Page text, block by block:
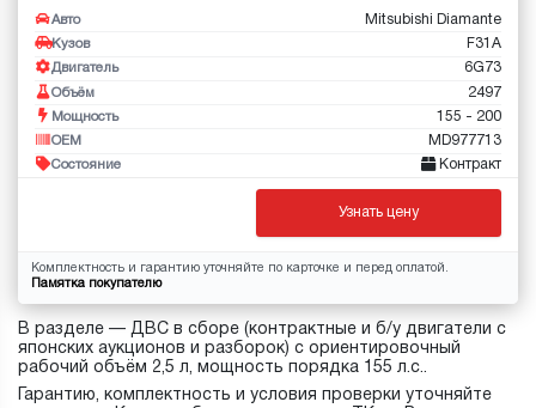
Авто Mitsubishi Diamante
Кузов F31A
Двигатель 6G73
Объём 2497
Мощность 155 - 200
OEM MD977713
Состояние Контракт
Узнать цену
Комплектность и гарантию уточняйте по карточке и перед оплатой.
Памятка покупателю
В разделе — ДВС в сборе (контрактные и б/у двигатели с
японских аукционов и разборок) с ориентировочный
рабочий объём 2,5 л, мощность порядка 155 л.с..
Гарантию, комплектность и условия проверки уточняйте